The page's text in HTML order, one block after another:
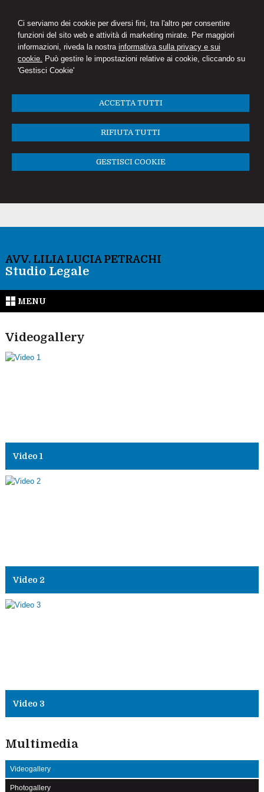
Ci serviamo dei cookie per diversi fini, tra l'altro per consentire
funzioni del sito web e attività di marketing mirate. Per maggiori
informazioni, riveda la nostra informativa sulla privacy e sui
cookie. Può gestire le impostazioni relative ai cookie, cliccando su
'Gestisci Cookie'
ACCETTA TUTTI
RIFIUTA TUTTI
GESTISCI COOKIE
AVV. LILIA LUCIA PETRACHI
Studio Legale
MENU
Videogallery
Video 1
Video 2
Video 3
Multimedia
Videogallery
Photogallery